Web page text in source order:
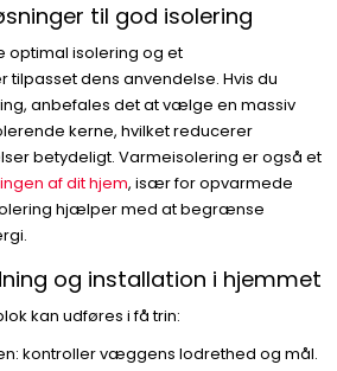
til god isolering
optimal isolering og et
tilpasset dens anvendelse. Hvis du
anbefales det at vælge en massiv
kerne, hvilket reducerer
betydeligt. Varmeisolering er også et
af dit hjem, især for opvarmede
hjælper med at begrænse
og installation i hjemmet
kan udføres i få trin:
kontroller væggens lodrethed og mål.